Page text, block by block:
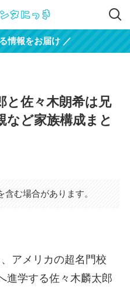
情報をお届け ／
と佐々木朗希は兄
など家族構成まと
含む場合があります。
アメリカの超名門校
進学する佐々木麟太郎